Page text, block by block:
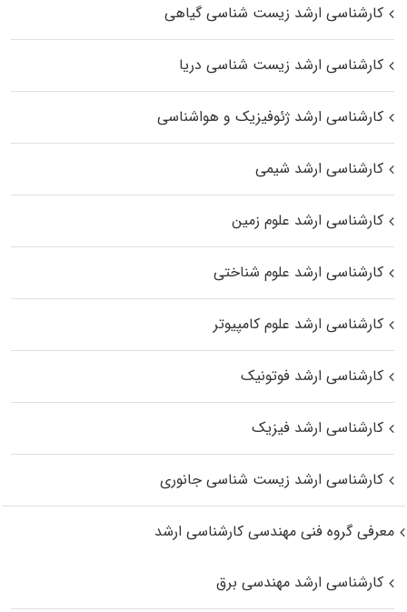
کارشناسی ارشد زیست‌ شناسی گیاهی
کارشناسی ارشد زیست‌ شناسی دریا
کارشناسی ارشد ژئوفیزیک و هواشناسی
کارشناسی ارشد شیمی
کارشناسی ارشد علوم زمین
کارشناسی ارشد علوم شناختی
کارشناسی ارشد علوم کامپیوتر
کارشناسی ارشد فوتونیک
کارشناسی ارشد فیزیک
کارشناسی ارشد زیست‌ شناسی جانوری
معرفی گروه فنی مهندسی کارشناسی ارشد
کارشناسی ارشد مهندسی برق